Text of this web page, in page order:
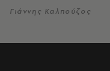
Γιάννης Καλπούζος